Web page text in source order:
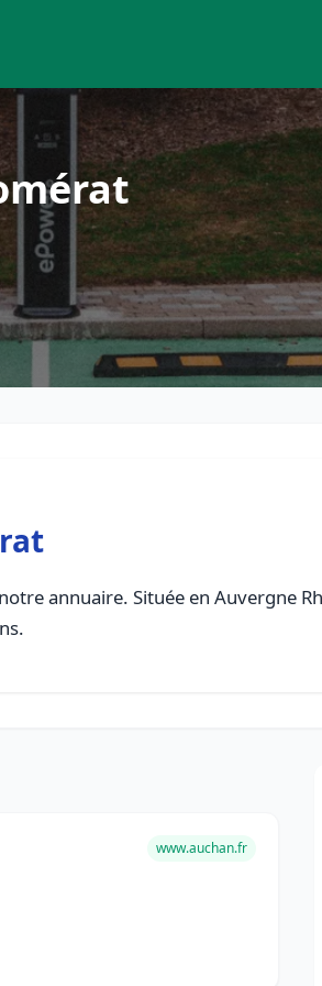
annuaire. Située en Auvergne
www.auchan.fr